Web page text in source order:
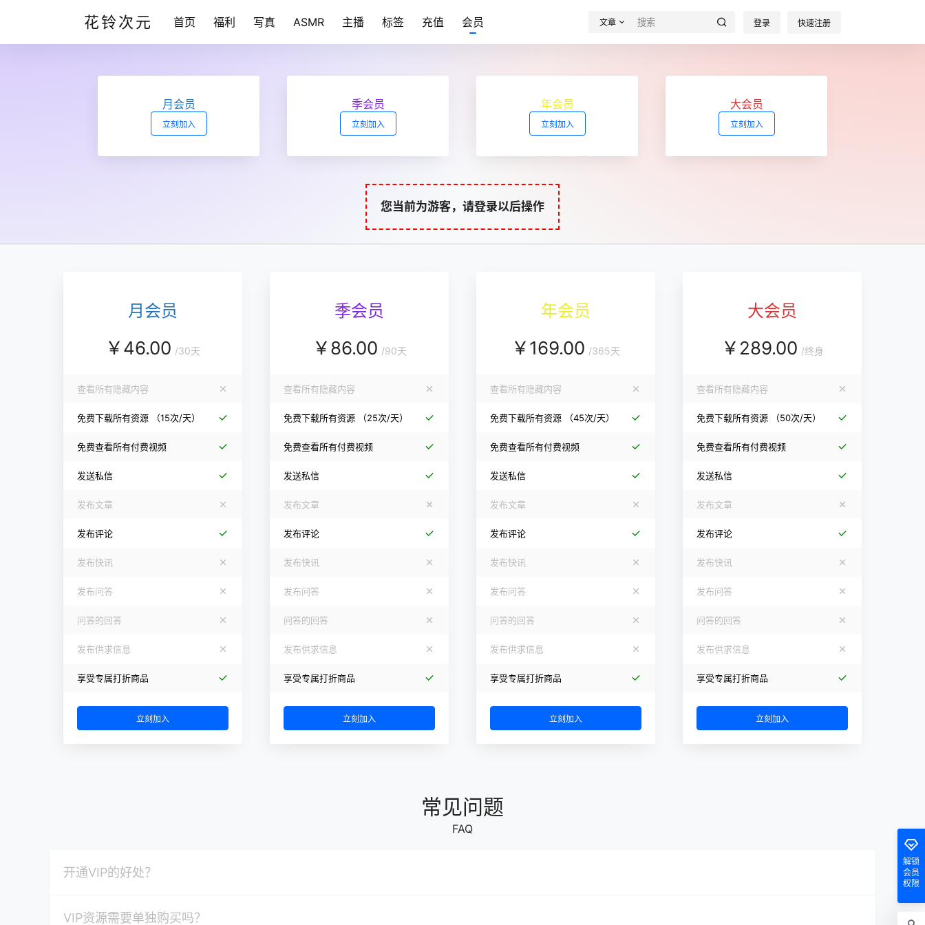
花铃次元 首页 福利 写真 ASMR 主播 标签 充值 会员 文章 登录 快速注册
月会员
立刻加入
季会员
立刻加入
年会员
立刻加入
大会员
立刻加入
您当前为游客，请登录以后操作
月会员
￥46.00 /30天
查看所有隐藏内容
免费下载所有资源 （15次/天）
免费查看所有付费视频
发送私信
发布文章
发布评论
发布快讯
发布问答
问答的回答
发布供求信息
享受专属打折商品
立刻加入
季会员
￥86.00 /90天
查看所有隐藏内容
免费下载所有资源 （25次/天）
免费查看所有付费视频
发送私信
发布文章
发布评论
发布快讯
发布问答
问答的回答
发布供求信息
享受专属打折商品
立刻加入
年会员
￥169.00 /365天
查看所有隐藏内容
免费下载所有资源 （45次/天）
免费查看所有付费视频
发送私信
发布文章
发布评论
发布快讯
发布问答
问答的回答
发布供求信息
享受专属打折商品
立刻加入
大会员
￥ 289.00 /终身
查看所有隐藏内容
免费下载所有资源 （50次/天）
免费查看所有付费视频
发送私信
发布文章
发布评论
发布快讯
发布问答
问答的回答
发布供求信息
享受专属打折商品
立刻加入
常见问题
FAQ
开通VIP的好处？
VIP资源需要单独购买吗？
解锁
会员
权限